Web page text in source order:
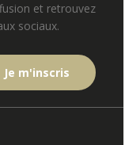
et retrouvez
sociaux.